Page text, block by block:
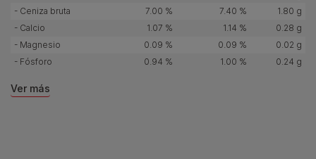
- Ceniza bruta
7.00 % 7.40 %
1.80 g
- Calcio
1.07 % 1.14 %
0.28 g
- Magnesio
0.09 % 0.09 %
0.02 g
- Fósforo
0.94 % 1.00 % 0.24 g
Ver más